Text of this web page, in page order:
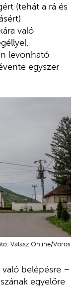
(tehát a rá és
való
levonható
egyszer
Válasz Online/Vörös
való belépésre –
egyelőre